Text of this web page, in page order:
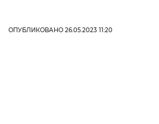
ОПУБЛИКОВАНО 26.05.2023 11:20